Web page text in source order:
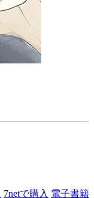
7netで購入 電子書籍